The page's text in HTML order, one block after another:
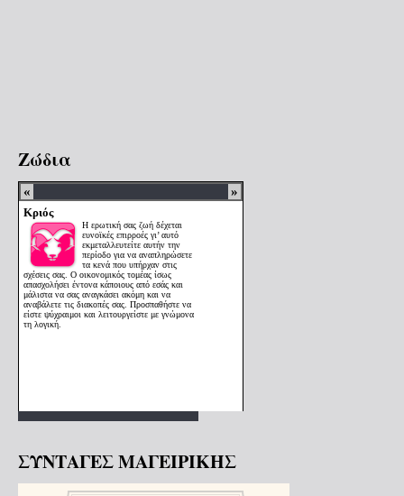
Ζώδια
ΣΥΝΤΑΓΕΣ ΜΑΓΕΙΡΙΚΗΣ